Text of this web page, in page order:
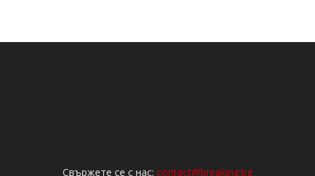
Свържете се с нас: contact@breaking.bg